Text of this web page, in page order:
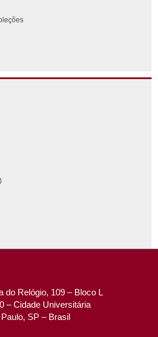
do Relógio, 109 – Bloco L
– Cidade Universitária
SP – Brasil